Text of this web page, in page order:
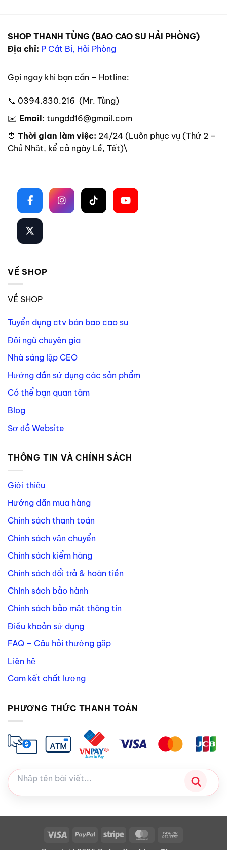
SHOP THANH TÙNG (BAO CAO SU HẢI PHÒNG)
Địa chỉ: P Cát Bi, Hải Phòng
Gọi ngay khi bạn cần – Hotline:
📞 0394.830.216 (Mr. Tùng)
✉️ Email: tungdd16@gmail.com
⏰ Thời gian làm việc: 24/24 (Luôn phục vụ (Thứ 2 –
Chủ Nhật, kể cả ngày Lễ, Tết)\
VỀ SHOP
VỀ SHOP
Tuyển dụng ctv bán bao cao su
Đội ngũ chuyên gia
Nhà sáng lập CEO
Hướng dẫn sử dụng các sản phẩm
Có thể bạn quan tâm
Blog
Sơ đồ Website
THÔNG TIN VÀ CHÍNH SÁCH
Giới thiệu
Hướng dẫn mua hàng
Chính sách thanh toán
Chính sách vận chuyển
Chính sách kiểm hàng
Chính sách đổi trả & hoàn tiền
Chính sách bảo hành
Chính sách bảo mật thông tin
Điều khoản sử dụng
FAQ – Câu hỏi thường gặp
Liên hệ
Cam kết chất lượng
PHƯƠNG THỨC THANH TOÁN
Visa PayPal Stripe MasterCard